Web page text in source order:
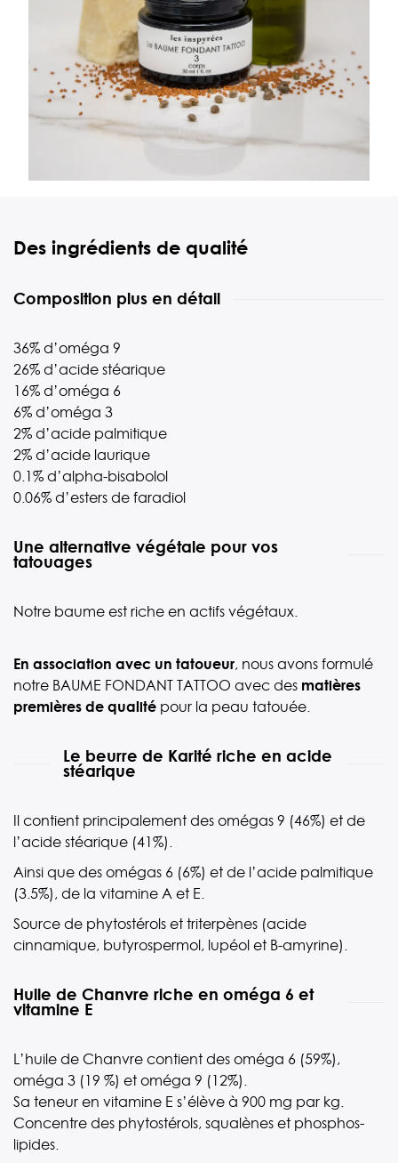
Des ingrédients de qualité
Composition plus en détail
36% d’oméga 9
26% d’acide stéarique
16% d’oméga 6
6% d’oméga 3
2% d’acide palmitique
2% d’acide laurique
0.1% d’alpha-bisabolol
0.06% d’esters de faradiol
Une alternative végétale pour vos
tatouages
Notre baume est riche en actifs végétaux.
En association avec un tatoueur, nous avons formulé
notre BAUME FONDANT TATTOO avec des matières
premières de qualitépour la peau tatouée.
Le beurre de Karité riche en acide
stéarique
Il contient principalement des omégas 9 (46%) et de
l’acide stéarique (41%).
Ainsi que des omégas 6 (6%) et de l’acide palmitique
(3.5%), de la vitamine A et E.
Source de phytostérols et triterpènes (acide
cinnamique, butyrospermol, lupéol et B-amyrine).
Huile de Chanvre riche en oméga 6 et
vitamine E
L’huile de Chanvre contient des oméga 6 (59%),
oméga 3 (19 %) et oméga 9 (12%).
Sa teneur en vitamine E s’élève à 900 mg par kg.
Concentre des phytostérols, squalènes et phosphos-
lipides.